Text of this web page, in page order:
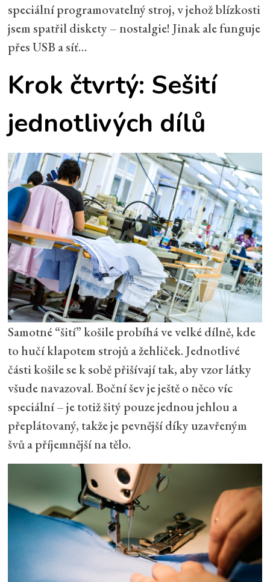
speciální programovatelný stroj, v jehož blízkosti
jsem spatřil diskety – nostalgie! Jinak ale funguje
přes USB a síť…
Krok čtvrtý: Sešití
jednotlivých dílů
Samotné “šití” košile probíhá ve velké dílně, kde
to hučí klapotem strojů a žehliček. Jednotlivé
části košile se k sobě přišívají tak, aby vzor látky
všude navazoval. Boční šev je ještě o něco víc
speciální – je totiž šitý pouze jednou jehlou a
přeplátovaný, takže je pevnější díky uzavřeným
švů a příjemnější na tělo.